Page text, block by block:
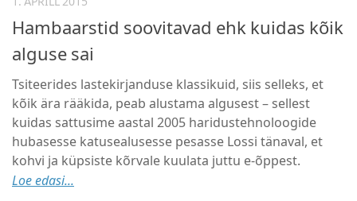
Hambaarstid soovitavad ehk kuidas kõik
alguse sai
Tsiteerides lastekirjanduse klassikuid, siis selleks, et
kõik ära rääkida, peab alustama algusest – sellest
kuidas sattusime aastal 2005 haridustehnoloogide
hubasesse katusealusesse pesasse Lossi tänaval, et
kohvi ja küpsiste kõrvale kuulata juttu e-õppest.
Loe edasi...